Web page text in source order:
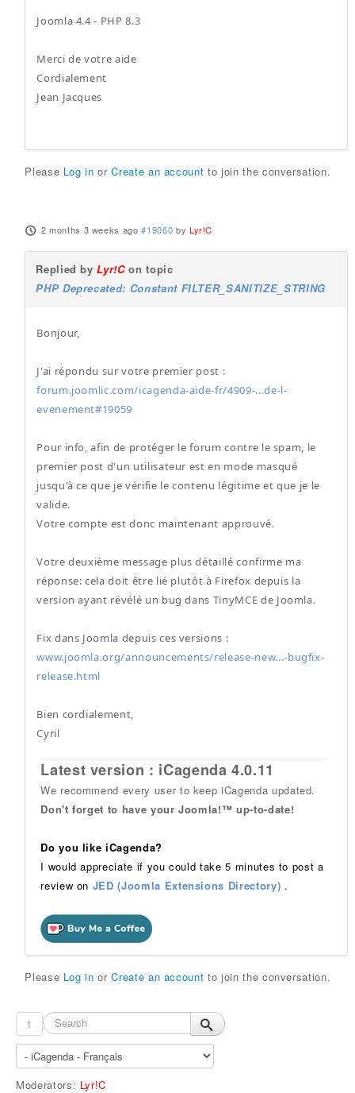
Joomla 4.4 - PHP 8.3
Merci de votre aide
Cordialement
Jean Jacques
Please Log in orCreate an account to join the conversation.
2 months 3 weeks ago #19060 by Lyr!C
Replied byLyr!Con topic
PHP Deprecated: Constant FILTER_SANITIZE_STRING
Bonjour,
J'ai répondu sur votre premier post :
forum.joomlic.com/icagenda-aide-fr/4909-...de-l-
evenement#19059
Pour info, afin de protéger le forum contre le spam, le
premier post d'un utilisateur est en mode masqué
jusqu'à ce que je vérifie le contenu légitime et que je le
valide.
Votre compte est donc maintenant approuvé.
Votre deuxième message plus détaillé confirme ma
réponse: cela doit être lié plutôt à Firefox depuis la
version ayant révélé un bug dans TinyMCE de Joomla.
Fix dans Joomla depuis ces versions :
www.joomla.org/announcements/release-new...-bugfix-
release.html
Bien cordialement,
Cyril
Latest version : iCagenda 4.0.11
We recommend every user to keep iCagenda updated.
Don't forget to have your Joomla!™ up-to-date!
Do you like iCagenda?
I would appreciate if you could take 5 minutes to post a
review on JED (Joomla Extensions Directory) .
Please Log in orCreate an account to join the conversation.
1
Moderators: Lyr!C